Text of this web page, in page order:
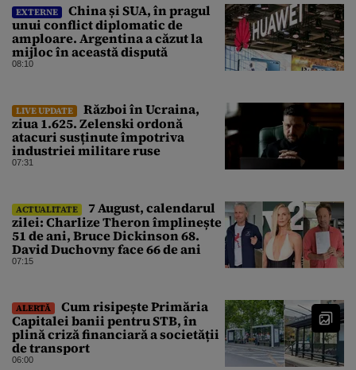
EXTERNE
China și SUA, în pragul
unui conflict diplomatic de
amploare. Argentina a căzut la
mijloc în această dispută
08:10
LIVE UPDATE
Război în Ucraina,
ziua 1.625. Zelenski ordonă
atacuri susținute împotriva
industriei militare ruse
07:31
ACTUALITATE
7 August, calendarul
zilei: Charlize Theron împlinește
51 de ani, Bruce Dickinson 68.
David Duchovny face 66 de ani
07:15
ALERTĂ
Cum risipește Primăria
Capitalei banii pentru STB, în
plină criză financiară a societății
de transport
06:00